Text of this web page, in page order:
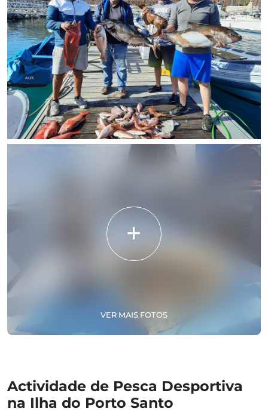
VER MAIS FOTOS
Actividade de Pesca Desportiva
na Ilha do Porto Santo